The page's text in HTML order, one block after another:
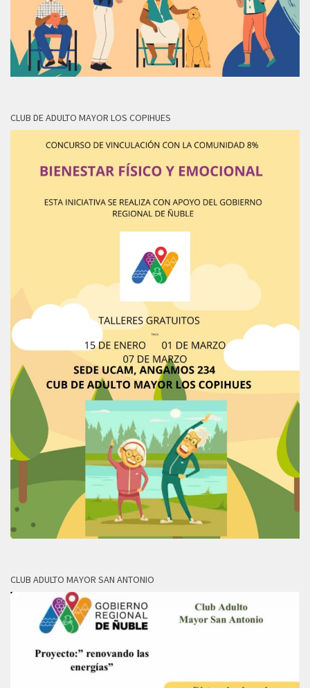
CLUB DE ADULTO MAYOR LOS COPIHUES
CLUB ADULTO MAYOR SAN ANTONIO